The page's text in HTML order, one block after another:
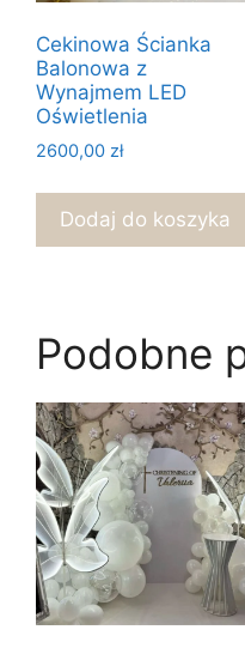
Cekinowa Ścianka
Balonowa z
Wynajmem LED
Oświetlenia
2600,00 zł
Dodaj do koszyka
Podobne